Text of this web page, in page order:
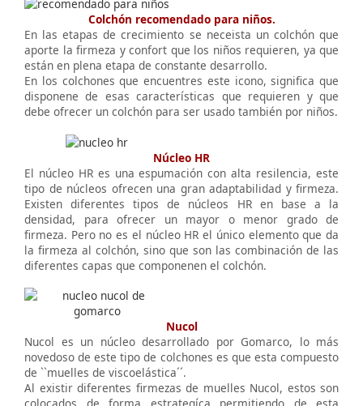
Colchón recomendado para niños.
En las etapas de crecimiento se neceista un colchón que
aporte la firmeza y confort que los niños requieren, ya que
están en plena etapa de constante desarrollo.
En los colchones que encuentres este icono, significa que
disponene de esas características que requieren y que
debe ofrecer un colchón para ser usado también por niños.
Núcleo HR
El núcleo HR es una espumación con alta resilencia, este
tipo de núcleos ofrecen una gran adaptabilidad y firmeza.
Existen diferentes tipos de núcleos HR en base a la
densidad, para ofrecer un mayor o menor grado de
firmeza. Pero no es el núcleo HR el único elemento que da
la firmeza al colchón, sino que son las combinación de las
diferentes capas que componenen el colchón.
Nucol
Nucol es un núcleo desarrollado por Gomarco, lo más
novedoso de este tipo de colchones es que esta compuesto
de ``muelles de viscoelástica´´.
Al existir diferentes firmezas de muelles Nucol, estos son